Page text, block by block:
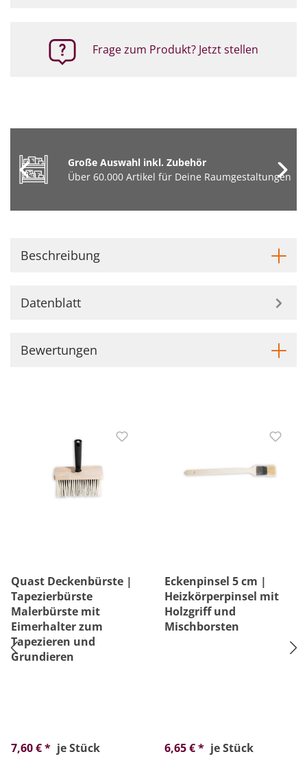
Frage zum Produkt? Jetzt stellen
Große Auswahl inkl. Zubehör
Über 60.000 Artikel für Deine Raumgestaltungen
Beschreibung
Datenblatt
Bewertungen
Quast Deckenbürste |
Tapezierbürste
Malerbürste mit
Eimerhalter zum
Tapezieren und
Grundieren
7,60 € * je Stück
Eckenpinsel 5 cm |
Heizkörperpinsel mit
Holzgriff und
Mischborsten
6,65 € * je Stück